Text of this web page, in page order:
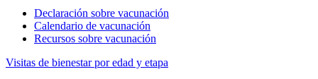
Declaración sobre vacunación
Calendario de vacunación
Recursos sobre vacunación
Visitas de bienestar por edad y etapa